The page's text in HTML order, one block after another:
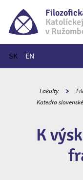
v
SK EN
Hlavné menu
Fakulty
Katedra
K